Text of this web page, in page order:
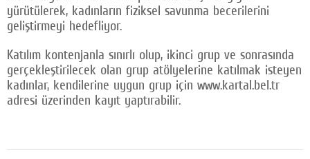
yürütülerek, kadınların fiziksel savunma becerilerini
geliştirmeyi hedefliyor.
Katılım kontenjanla sınırlı olup, ikinci grup ve sonrasında
gerçekleştirilecek olan grup atölyelerine katılmak isteyen
kadınlar, kendilerine uygun grup için www.kartal.bel.tr
adresi üzerinden kayıt yaptırabilir.